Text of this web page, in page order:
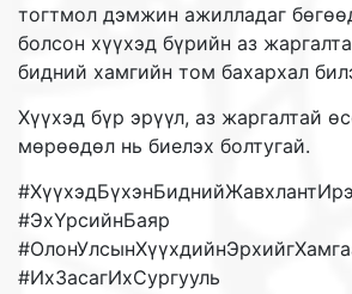
тогтмол дэмжин ажилладаг
болсон хүүхэд бүрийн аз
бидний хамгийн том бахархал
Хүүхэд бүр эрүүл, аз жаргалтай
мөрөөдөл нь биелэх болтугай.
#ЭхҮрсийнБаяр
#ИхЗасагИхСургууль